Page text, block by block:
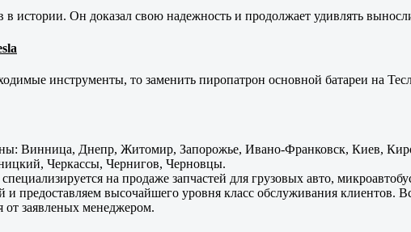
истории. Он доказал свою надежность и продолжает удивлять
инструменты, то заменить пиропатрон основной батареи на
Винница, Днепр, Житомир, Запорожье, Ивано-Франковск, Киев,
Черкассы, Чернигов, Черновцы.
на продаже запчастей для грузовых авто,
и предоставляем высочайшего уровня класс обслуживания
от заявленых менеджером.